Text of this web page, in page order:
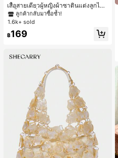
เสื้อสายเดี่ยวผู้หญิงผ้าซาตินแต่งลูกไม้
- เสื้อสายเดี่ยวฤดูร้อนสีคากีมีรอยผ่าด้า
นข้างที่น่าดึงดูดแบบสบายๆ
ลูกค้ากลับมาซื้อซ้ำ!
#1 ขายดี
ลูกค้ากลับมาซื้อซ้ำ!
#1 ขายดี
ลูกค้ากลับมาซื้อซ้ำ!
#1 ขายดี
ใน สีกากี เสื้อสตรี เสื้อเบลาส์ & Tee
1.6k+ sold
฿169